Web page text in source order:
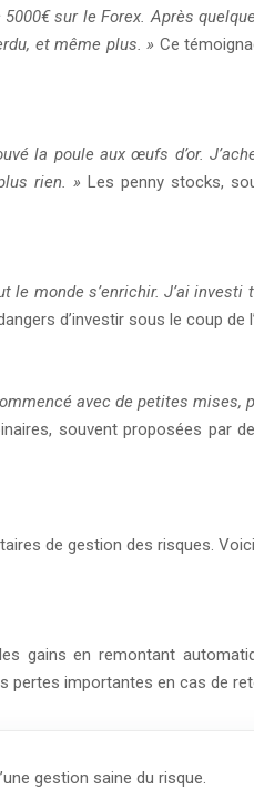
sur le Forex. Après
et même plus. » Ce
la poule aux œufs d’or.
rien. » Les penny stocks,
le monde s’enrichir. J’ai
d’investir sous le coup de
avec de petites mises,
souvent proposées par
de gestion des risques.
gains en remontant
pertes importantes en cas de
gestion saine du risque.